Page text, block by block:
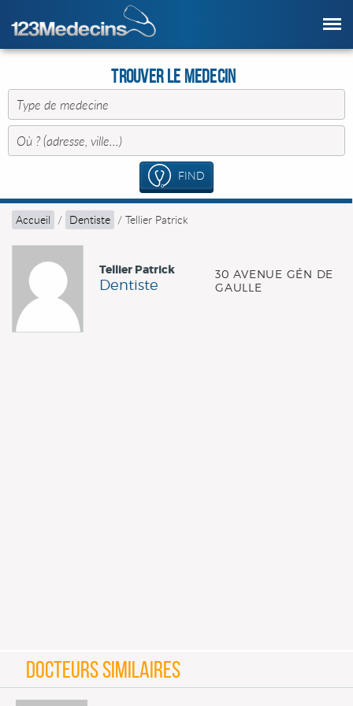
Trouver le Medecin
FIND
Accueil / Dentiste / Tellier Patrick
Tellier Patrick
Dentiste
30 AVENUE GÉN DE
GAULLE
DOCTEURS SIMILAIRES